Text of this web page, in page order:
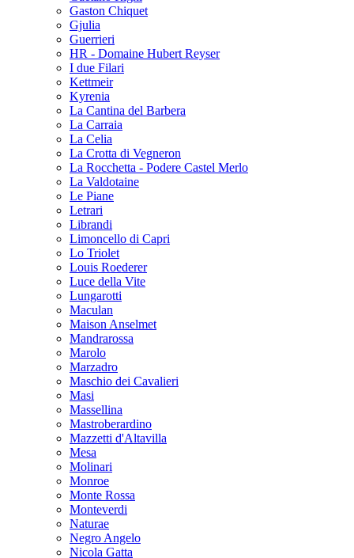
Gaston Chiquet
Gjulia
Guerrieri
HR - Domaine Hubert Reyser
I due Filari
Kettmeir
Kyrenia
La Cantina del Barbera
La Carraia
La Celia
La Crotta di Vegneron
La Rocchetta - Podere Castel Merlo
La Valdotaine
Le Piane
Letrari
Librandi
Limoncello di Capri
Lo Triolet
Louis Roederer
Luce della Vite
Lungarotti
Maculan
Maison Anselmet
Mandrarossa
Marolo
Marzadro
Maschio dei Cavalieri
Masi
Massellina
Mastroberardino
Mazzetti d'Altavilla
Mesa
Molinari
Monroe
Monte Rossa
Monteverdi
Naturae
Negro Angelo
Nicola Gatta